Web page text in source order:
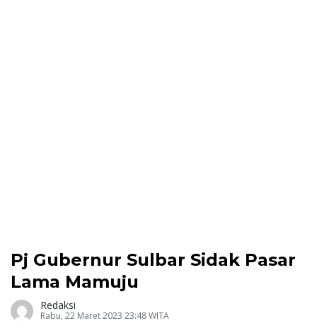
Pj Gubernur Sulbar Sidak Pasar
Lama Mamuju
Redaksi
Rabu, 22 Maret 2023 23:48 WITA